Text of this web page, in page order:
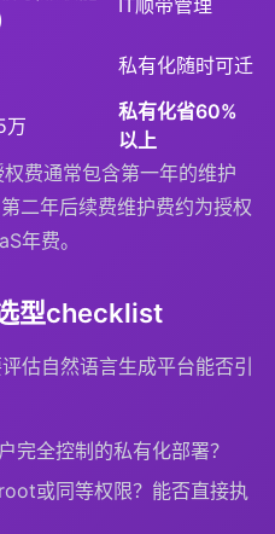
私有化随时可迁
万
私有化省60%
以上
费通常包含第一年的维护
二年后续费维护费约为授权
年费。
型checklist
估自然语言生成平台能否引
完全控制的私有化部署？
或同等权限？能否直接执